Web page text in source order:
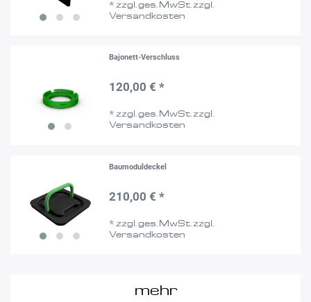
* zzgl. ges. MwSt. zzgl.
Versandkosten
Bajonett-Verschluss
120,00 € *
*zzgl. ges. MwSt.zzgl.
Versandkosten
Baumoduldeckel
210,00 € *
* zzgl. ges. MwSt. zzgl.
Versandkosten
mehr